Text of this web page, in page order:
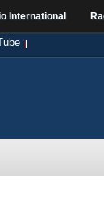
International